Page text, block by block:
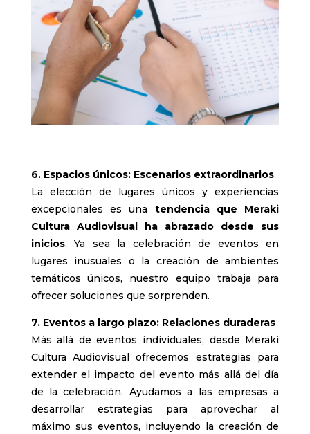
6. Espacios únicos: Escenarios extraordinarios
La elección de lugares únicos y experiencias
excepcionales es una tendencia que Meraki
Cultura Audiovisual ha abrazado desde sus
inicios. Ya sea la celebración de eventos en
lugares inusuales o la creación de ambientes
temáticos únicos, nuestro equipo trabaja para
ofrecer soluciones que sorprenden.
7. Eventos a largo plazo: Relaciones duraderas
Más allá de eventos individuales, desde Meraki
Cultura Audiovisual ofrecemos estrategias para
extender el impacto del evento más allá del día
de la celebración. Ayudamos a las empresas a
desarrollar estrategias para aprovechar al
máximo sus eventos, incluyendo la creación de